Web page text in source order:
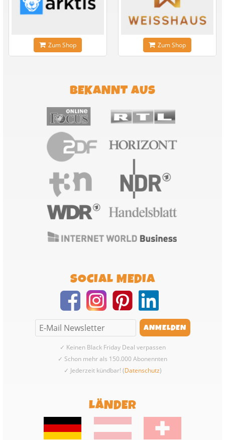
Zum Shop Zum Shop
BEKANNT AUS
SOCIAL MEDIA
✓ Keinen Black Friday Deal verpassen
✓ Schon mehr als 150.000 Abonennten
✓ Jederzeit kündbar! (Datenschutz)
LÄNDER